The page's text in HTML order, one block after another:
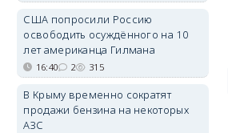
США попросили Россию
освободить осуждённого на 10
лет американца Гилмана
16:40 2 315
В Крыму временно сократят
продажи бензина на некоторых
АЗС